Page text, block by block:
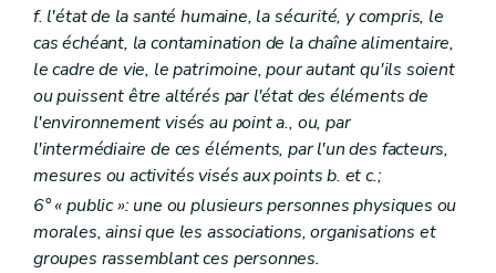
f. l'état de la santé humaine, la sécurité, y compris, le
cas échéant, la contamination de la chaîne alimentaire,
le cadre de vie, le patrimoine, pour autant qu'ils soient
ou puissent être altérés par l'état des éléments de
l'environnement visés au point a., ou, par
l'intermédiaire de ces éléments, par l'un des facteurs,
mesures ou activités visés aux points b. et c.;
6° « public »: une ou plusieurs personnes physiques ou
morales, ainsi que les associations, organisations et
groupes rassemblant ces personnes.